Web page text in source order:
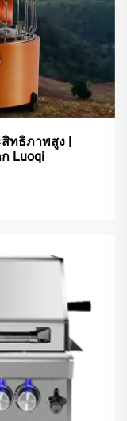
ทธิภาพสูง |
Luoqi